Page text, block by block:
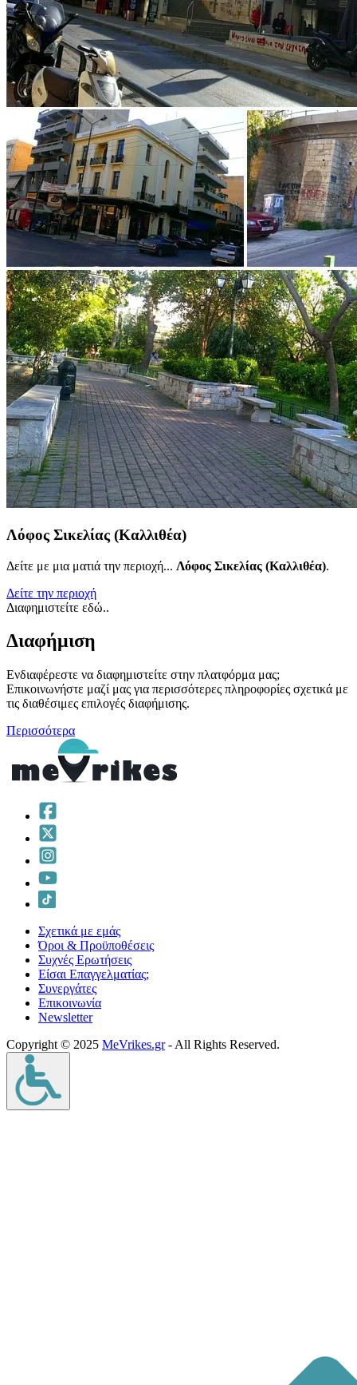
Λόφος Σικελίας (Καλλιθέα)
Δείτε με μια ματιά την περιοχή... Λόφος Σικελίας (Καλλιθέα).
Δείτε την περιοχή
Διαφημιστείτε εδώ..
Διαφήμιση
Ενδιαφέρεστε να διαφημιστείτε στην πλατφόρμα μας;
Επικοινωνήστε μαζί μας για περισσότερες πληροφορίες σχετικά με
τις διαθέσιμες επιλογές διαφήμισης.
Περισσότερα
Σχετικά με εμάς
Όροι & Προϋποθέσεις
Συχνές Ερωτήσεις
Είσαι Επαγγελματίας;
Συνεργάτες
Επικοινωνία
Νewsletter
Copyright © 2025 MeVrikes.gr- All Rights Reserved.